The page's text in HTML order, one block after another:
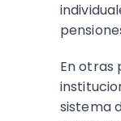
En otras
sistema